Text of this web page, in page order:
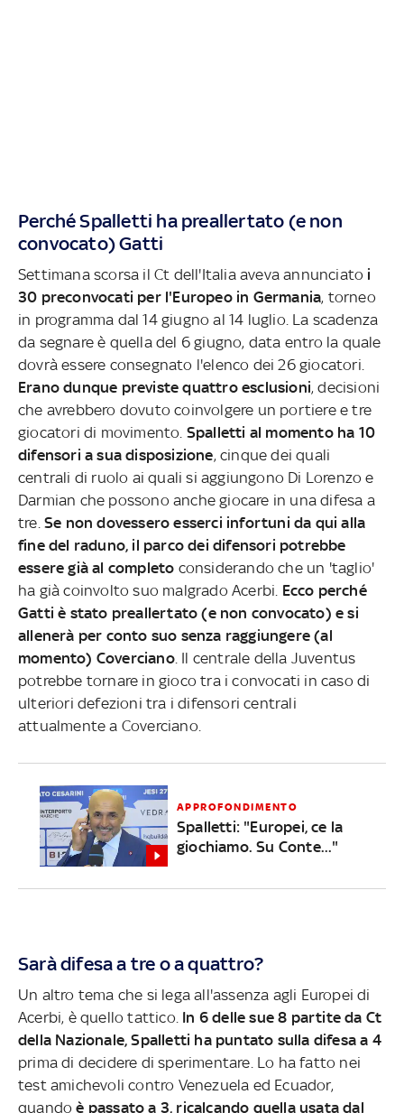
Perché Spalletti ha preallertato (e non
convocato) Gatti
Settimana scorsa il Ct dell'Italia aveva annunciato i
30 preconvocati per l'Europeo in Germania, torneo
in programma dal 14 giugno al 14 luglio. La scadenza
da segnare è quella del 6 giugno, data entro la quale
dovrà essere consegnato l'elenco dei 26 giocatori.
Erano dunque previste quattro esclusioni, decisioni
che avrebbero dovuto coinvolgere un portiere e tre
giocatori di movimento. Spalletti al momento ha 10
difensori a sua disposizione, cinque dei quali
centrali di ruolo ai quali si aggiungono Di Lorenzo e
Darmian che possono anche giocare in una difesa a
tre. Se non dovessero esserci infortuni da qui alla
fine del raduno, il parco dei difensori potrebbe
essere già al completo considerando che un 'taglio'
ha già coinvolto suo malgrado Acerbi. Ecco perché
Gatti è stato preallertato (e non convocato) e si
allenerà per conto suo senza raggiungere (al
momento) Coverciano. Il centrale della Juventus
potrebbe tornare in gioco tra i convocati in caso di
ulteriori defezioni tra i difensori centrali
attualmente a Coverciano.
APPROFONDIMENTO
Spalletti: "Europei, ce la
giochiamo. Su Conte..."
Sarà difesa a tre o a quattro?
Un altro tema che si lega all'assenza agli Europei di
Acerbi, è quello tattico. In 6 delle sue 8 partite da Ct
della Nazionale, Spalletti ha puntato sulla difesa a 4
prima di decidere di sperimentare. Lo ha fatto nei
test amichevoli contro Venezuela ed Ecuador,
quandoè passato a 3, ricalcando quella usata dal